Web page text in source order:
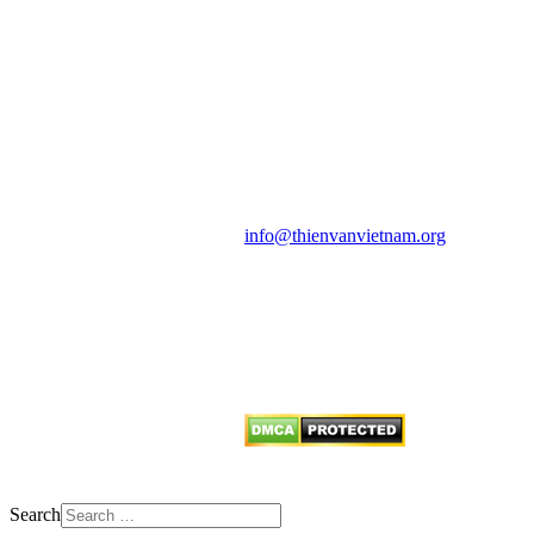
info@thienvanvietnam.org
Search